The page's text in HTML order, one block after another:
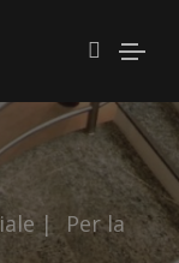
|
Per la